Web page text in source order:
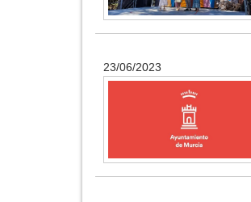
23/06/2023